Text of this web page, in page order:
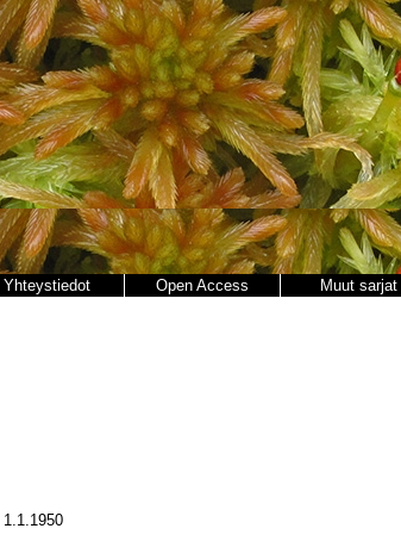
Yhteystiedot Open Access Muut sarjat
1.1.1950